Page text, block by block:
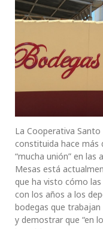
La Cooperativa
constituida hace más
“mucha unión” en las
Mesas está
que ha visto cómo
con los años a los
bodegas que
y demostrar que “en